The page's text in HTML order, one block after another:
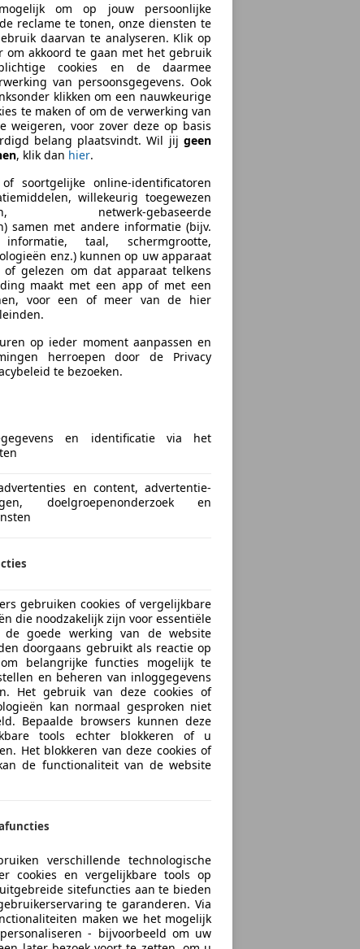
om op jouw persoonlijke
reclame te tonen, onze diensten te
daarvan te analyseren. Klik op
om akkoord te gaan met het gebruik
cookies en de daarmee
van persoonsgegevens. Ook
klikken om een nauwkeurige
te maken of om de verwerking van
weigeren, voor zover deze op basis
belang plaatsvindt. Wil jij geen
, klik dan hier.
soortgelijke online-identificatoren
willekeurig toegewezen
netwerk-gebaseerde
samen met andere informatie (bijv.
taal, schermgrootte,
enz.) kunnen op uw apparaat
of gelezen om dat apparaat telkens
maakt met een app of met een
voor een of meer van de hier
op ieder moment aanpassen en
herroepen door de Privacy
te bezoeken.
en identificatie via het
en content, advertentie-
doelgroepenonderzoek en
gebruiken cookies of vergelijkbare
die noodzakelijk zijn voor essentiële
goede werking van de website
doorgaans gebruikt als reactie op
belangrijke functies mogelijk te
en beheren van inloggegevens
Het gebruik van deze cookies of
kan normaal gesproken niet
Bepaalde browsers kunnen deze
tools echter blokkeren of u
Het blokkeren van deze cookies of
de functionaliteit van de website
verschillende technologische
cookies en vergelijkbare tools op
sitefuncties aan te bieden
te garanderen. Via
maken we het mogelijk
- bijvoorbeeld om uw